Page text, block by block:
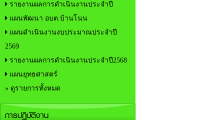
รายงานผลการดำเนินงานประจำปี
แผนพัฒนา อบต.บ้านโนน
แผนดำเนินงานงบประมาณประจำปี
2569
รายงานผลการดำเนินงานประจำปี2568
แผนยุทธศาสตร์
» ดูรายการทั้งหมด
การปฏิบัติงาน